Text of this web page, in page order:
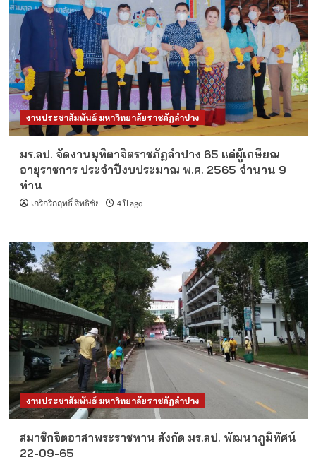
งานประชาสัมพันธ์ มหาวิทยาลัยราชภัฏลำปาง
มร.ลป. จัดงานมุทิตาจิตราชภัฏลำปาง 65 แด่ผู้เกษียณ
อายุราชการ ประจำปีงบประมาณ พ.ศ. 2565 จำนวน 9
ท่าน
เกริกริกฤทธิ์ สิทธิชัย 4 ปี ago
งานประชาสัมพันธ์ มหาวิทยาลัยราชภัฏลำปาง
สมาชิกจิตอาสาพระราชทาน สังกัด มร.ลป. พัฒนาภูมิทัศน์
22-09-65